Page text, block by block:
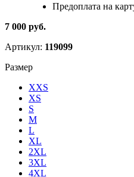
Предоплата на
7 000 руб.
Артикул: 119099
Размер
XXS
XS
S
M
L
XL
2XL
3XL
4XL